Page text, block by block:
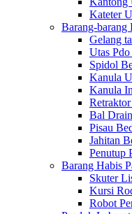
Kateter
Barang-barang
Gelang
Utas
Spidol
Kanula
Kanula
Bal
Pisau
Jahitan
Penutup
Barang Habis
Skuter
Kursi
Robot